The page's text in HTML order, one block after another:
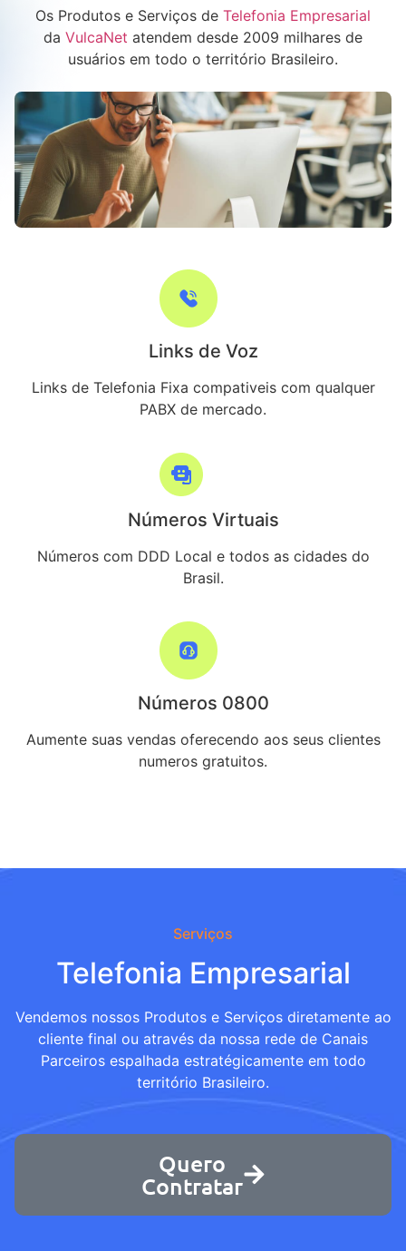
Os Produtos e Serviços de Telefonia Empresarial
da VulcaNet atendem desde 2009 milhares de
usuários em todo o território Brasileiro.
Links de Voz
Links de Telefonia Fixa compativeis com qualquer
PABX de mercado.
Números Virtuais
Números com DDD Local e todos as cidades do
Brasil.
Números 0800
Aumente suas vendas oferecendo aos seus clientes
numeros gratuitos.
Serviços
Telefonia Empresarial
Vendemos nossos Produtos e Serviços diretamente ao
cliente final ou através da nossa rede de Canais
Parceiros espalhada estratégicamente em todo
território Brasileiro.
Quero
Contratar